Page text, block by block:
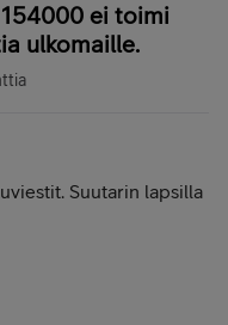
ei toimi
ulkomaille.
Suutarin lapsilla